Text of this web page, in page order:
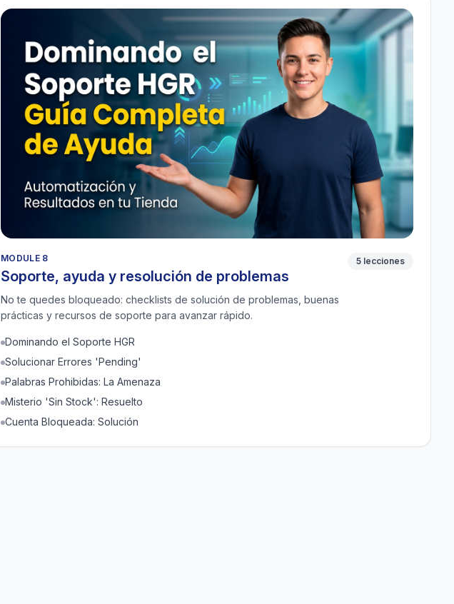
MODULE 8
Soporte, ayuda y resolución de problemas
No te quedes bloqueado: checklists de solución de problemas, buenas
prácticas y recursos de soporte para avanzar rápido.
5 lecciones
Dominando el Soporte HGR
Solucionar Errores 'Pending'
Palabras Prohibidas: La Amenaza
Misterio 'Sin Stock': Resuelto
Cuenta Bloqueada: Solución